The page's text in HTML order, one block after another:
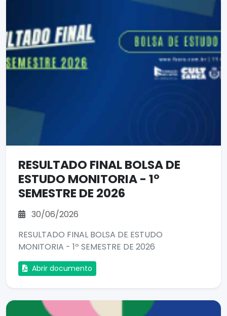
RESULTADO FINAL BOLSA DE
ESTUDO MONITORIA - 1º
SEMESTRE DE 2026
30/06/2026
RESULTADO FINAL BOLSA DE ESTUDO
MONITORIA - 1º SEMESTRE DE 2026
Abrir documento